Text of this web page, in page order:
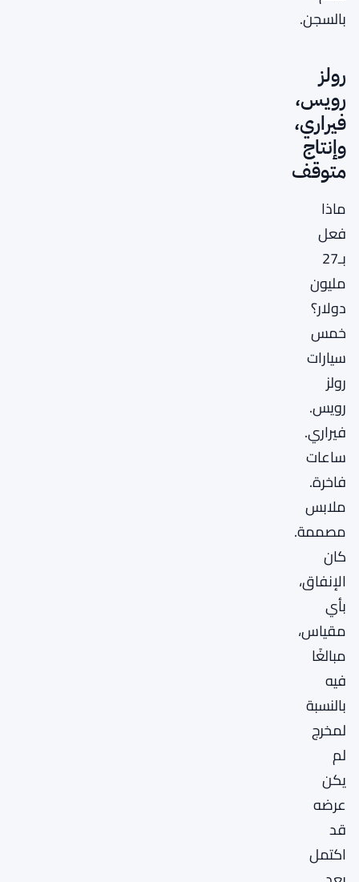
بالسجن.
رولز
رويس،
فيراري،
وإنتاج
متوقف
ماذا
فعل
بـ27
مليون
دولار؟
خمس
سيارات
رولز
رويس.
فيراري.
ساعات
فاخرة.
ملابس
مصممة.
كان
الإنفاق،
بأي
مقياس،
مبالغًا
فيه
بالنسبة
لمخرج
لم
يكن
عرضه
قد
اكتمل